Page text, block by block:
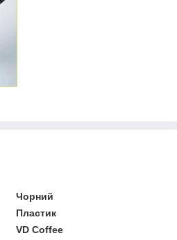
Чорний
Пластик
VD Coffee